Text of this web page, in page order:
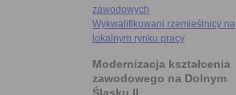
zawodowych
Wykwalifikowani rzemieślnicy na
lokalnym rynku pracy
Modernizacja kształcenia
zawodowego na Dolnym